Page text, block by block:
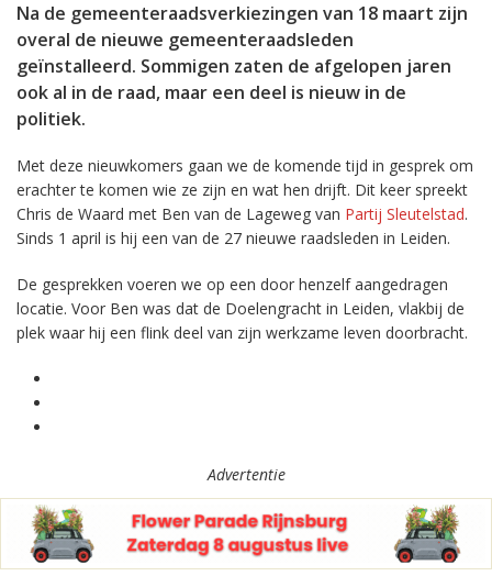
Na de gemeenteraadsverkiezingen van 18 maart zijn
overal de nieuwe gemeenteraadsleden
geïnstalleerd. Sommigen zaten de afgelopen jaren
ook al in de raad, maar een deel is nieuw in de
politiek.
Met deze nieuwkomers gaan we de komende tijd in gesprek om
erachter te komen wie ze zijn en wat hen drijft. Dit keer spreekt
Chris de Waard met Ben van de Lageweg van Partij Sleutelstad.
Sinds 1 april is hij een van de 27 nieuwe raadsleden in Leiden.
De gesprekken voeren we op een door henzelf aangedragen
locatie. Voor Ben was dat de Doelengracht in Leiden, vlakbij de
plek waar hij een flink deel van zijn werkzame leven doorbracht.
Advertentie